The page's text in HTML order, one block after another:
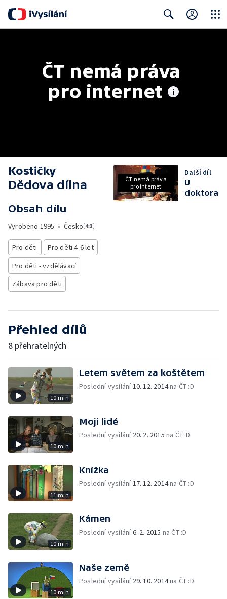
ČT nemá práva
pro internet
Kostičky
Dědova dílna
Obsah dílu
Vyrobeno 1995 • Česko
Pro děti
Pro děti 4-6 let
Pro děti - vzdělávací
Zábava pro děti
ČT nemá práva
pro internet
Další díl
U
doktora
Přehled dílů
8 přehratelných
10 min
Letem světem za koštětem
Poslední vysílání10. 12. 2014na ČT :D
10 min
Moji lidé
Poslední vysílání 20. 2. 2015 na ČT :D
11 min
Knížka
Poslední vysílání17. 12. 2014na ČT :D
10 min
Kámen
Poslední vysílání6. 2. 2015 na ČT :D
10 min
Naše země
Poslední vysílání 29. 10. 2014na ČT :D